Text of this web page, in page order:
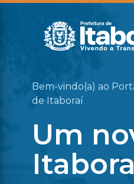
Bem-vindo(a) ao
de Itaboraí
Um